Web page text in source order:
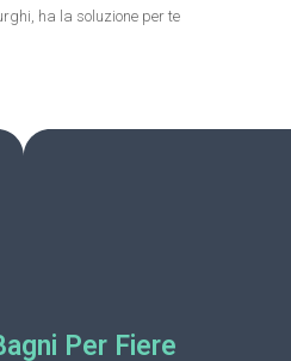
ha la soluzione per te
Per Fiere